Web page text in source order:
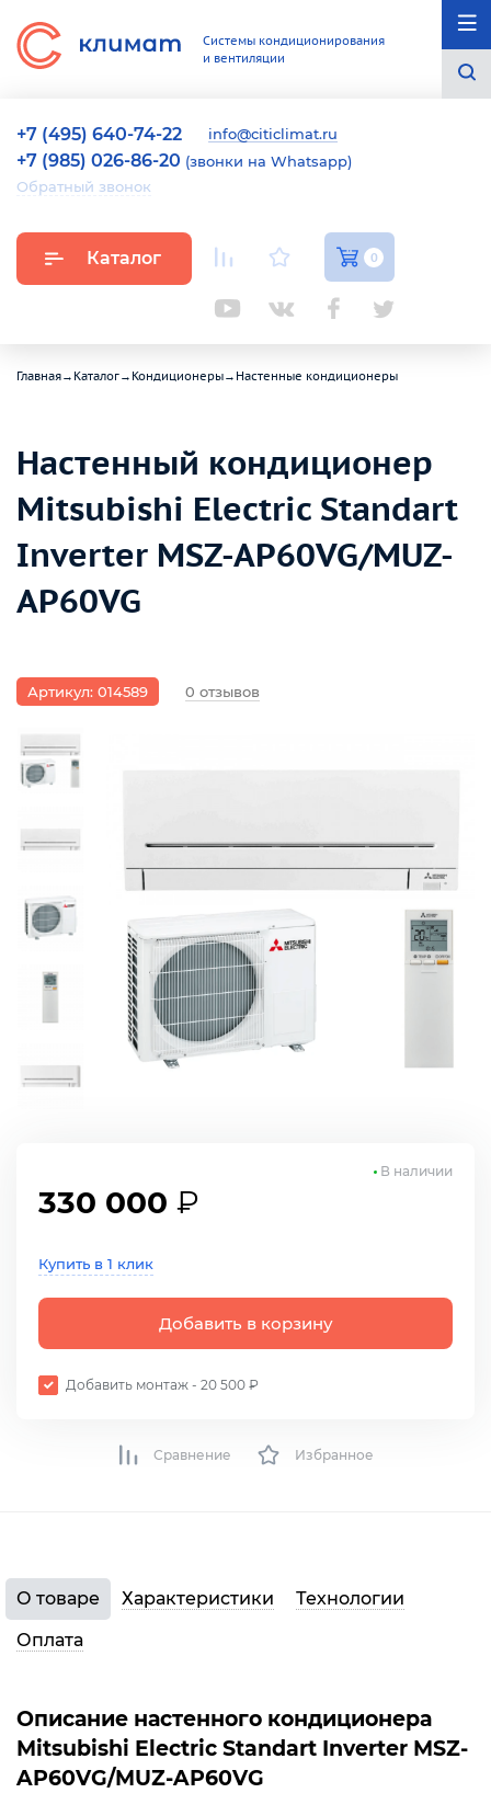
Системы кондиционирования
и вентиляции
+7 (495) 640-74-22 info@citiclimat.ru
+7 (985) 026-86-20 (звонки на Whatsapp)
Обратный звонок
Каталог 0
Главная→ Каталог→ Кондиционеры→ Настенные кондиционеры
Настенный кондиционер
Mitsubishi Electric Standart
Inverter MSZ-AP60VG/MUZ-
AP60VG
Артикул: 014589 0 отзывов
330 000 ₽
Купить в 1 клик
Добавить в корзину
Добавить монтаж - 20 500 ₽
В наличии
Сравнение Избранное
О товаре Характеристики
Технологии
Оплата
Описание настенного кондиционера
Mitsubishi Electric Standart Inverter MSZ-
AP60VG/MUZ-AP60VG